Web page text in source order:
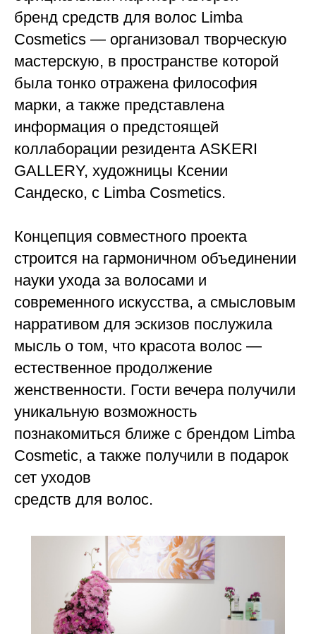
бренд средств для волос Limba
Cosmetics — организовал творческую
мастерскую, в пространстве которой
была тонко отражена философия
марки, а также представлена
информация о предстоящей
коллаборации резидента ASKERI
GALLERY, художницы Ксении
Сандеско, с Limba Cosmetics.
Концепция совместного проекта
строится на гармоничном объединении
науки ухода за волосами и
современного искусства, а смысловым
нарративом для эскизов послужила
мысль о том, что красота волос —
естественное продолжение
женственности. Гости вечера получили
уникальную возможность
познакомиться ближе с брендом Limba
Cosmetic, а также получили в подарок
сет уходов
средств для волос.